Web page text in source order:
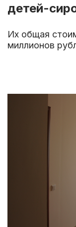
детей-
Их общая
миллионов